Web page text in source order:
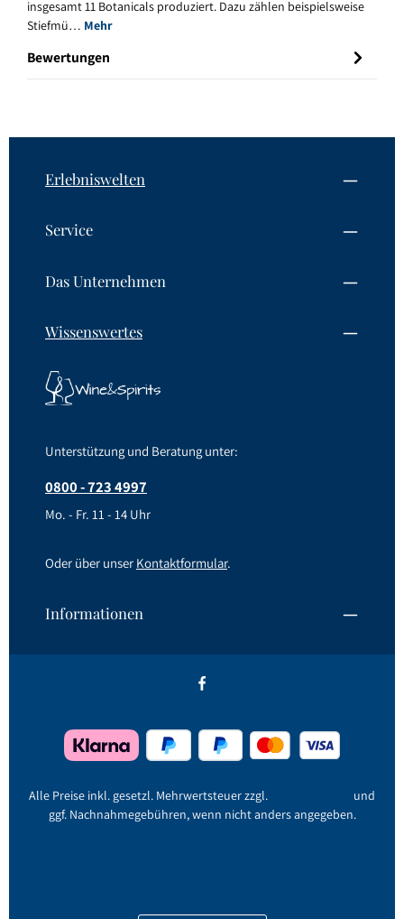
insgesamt 11 Botanicals produziert. Dazu zählen beispielsweise
Stiefmü… Mehr
Bewertungen
Erlebniswelten
Service
Das Unternehmen
Wissenswertes
Unterstützung und Beratung unter:
0800 - 723 4997
Mo. - Fr. 11 - 14 Uhr
Oder über unser Kontaktformular.
Informationen
Alle Preise inkl. gesetzl. Mehrwertsteuer zzgl.
und
ggf. Nachnahmegebühren, wenn nicht anders angegeben.